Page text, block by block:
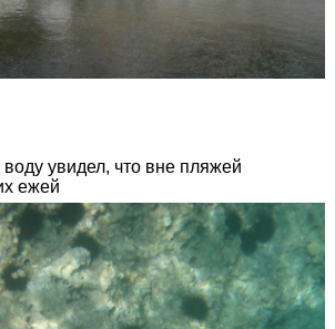
увидел, что вне пляжей
ежей